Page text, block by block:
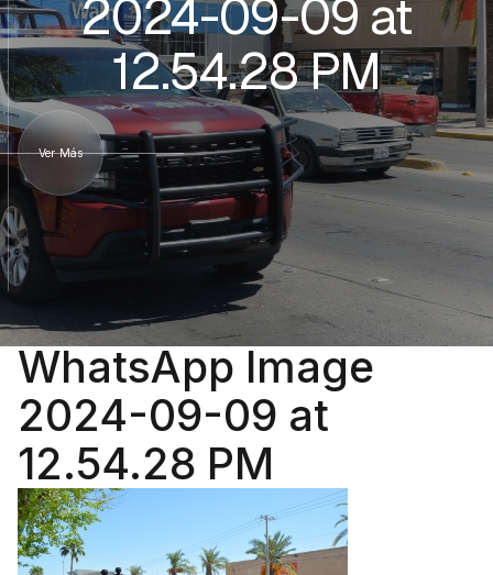
2024-09-09 at
12.54.28 PM
Ver Más
WhatsApp Image
2024-09-09 at
12.54.28 PM